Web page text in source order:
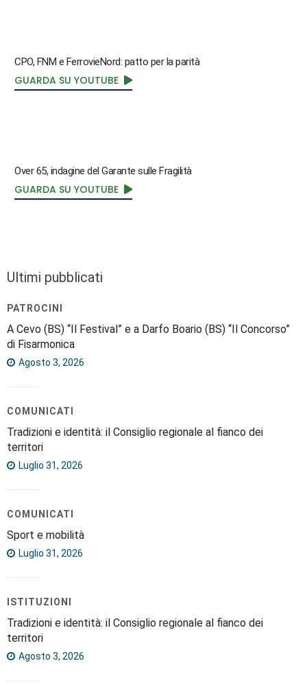
CPO, FNM e FerrovieNord: patto per la parità
GUARDA SU YOUTUBE
Over 65, indagine del Garante sulle Fragilità
GUARDA SU YOUTUBE
Ultimi pubblicati
PATROCINI
A Cevo (BS) “Il Festival” e a Darfo Boario (BS) “Il Concorso”
di Fisarmonica
Agosto 3, 2026
COMUNICATI
Tradizioni e identità: il Consiglio regionale al fianco dei
territori
Luglio 31, 2026
COMUNICATI
Sport e mobilità
Luglio 31, 2026
ISTITUZIONI
Tradizioni e identità: il Consiglio regionale al fianco dei
territori
Agosto 3, 2026